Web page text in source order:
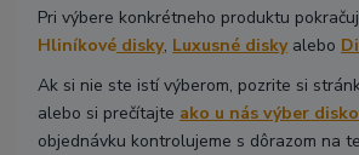
Pri výbere konkrétneho produktu
Hliníkové disky, Luxusné diskyalebo
Ak si nie ste istí výberom, pozrite si
alebo si prečítajte ako u nás výber
objednávku kontrolujeme s dôrazom na